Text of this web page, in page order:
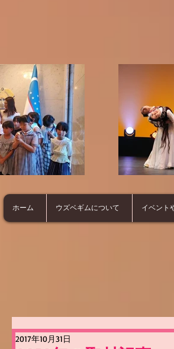
ホーム ウズベギムについて イベント
2017年10月31日